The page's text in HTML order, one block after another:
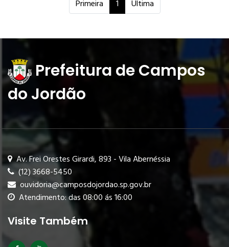
Primeira 1 Ultima
Prefeitura de Campos
do Jordão
Av. Frei Orestes Girardi, 893 - Vila Abernéssia
(12) 3668-5450
ouvidoria@camposdojordao.sp.gov.br
Atendimento: das 08:00 ás 16:00
Visite Também